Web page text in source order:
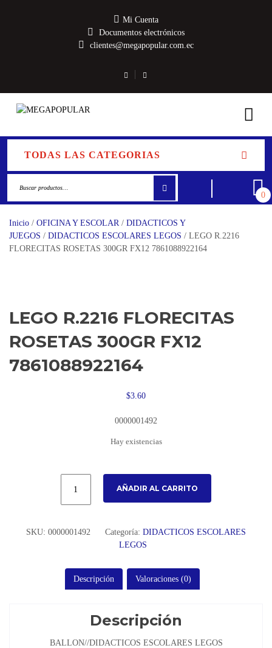
Mi Cuenta
Documentos electrónicos
clientes@megapopular.com.ec
TODAS LAS CATEGORIAS
0
Inicio / OFICINA Y ESCOLAR/ DIDACTICOS Y
JUEGOS / DIDACTICOS ESCOLARES LEGOS / LEGO R.2216
FLORECITAS ROSETAS 300GR FX12 7861088922164
LEGO R.2216 FLORECITAS
ROSETAS 300GR FX12
7861088922164
$3.60
0000001492
Hay existencias
AÑADIR AL CARRITO
SKU: 0000001492 Categoría: DIDACTICOS ESCOLARES
LEGOS
Descripción Valoraciones (0)
Descripción
BALLON//DIDACTICOS ESCOLARES LEGOS